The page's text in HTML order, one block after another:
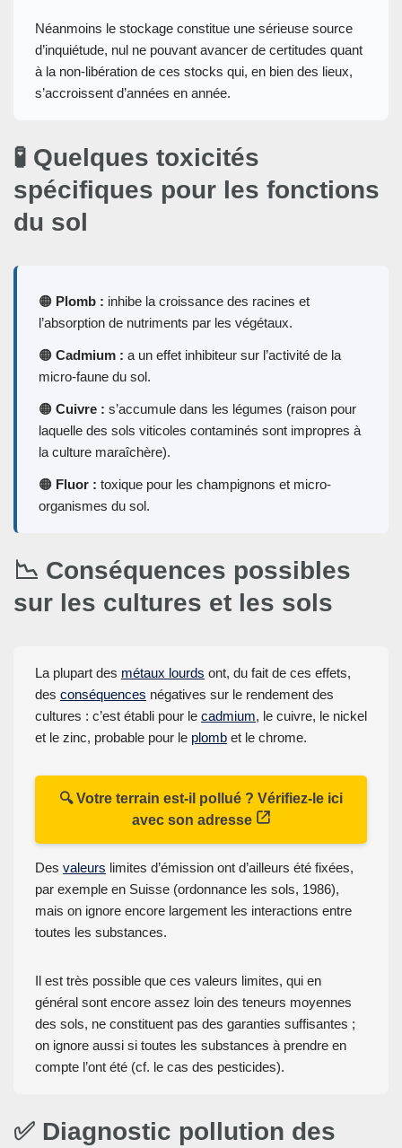
Néanmoins le stockage constitue une sérieuse source
d’inquiétude, nul ne pouvant avancer de certitudes quant
à la non-libération de ces stocks qui, en bien des lieux,
s’accroissent d’années en année.
🧪 Quelques toxicités
spécifiques pour les fonctions
du sol
🟠 Plomb : inhibe la croissance des racines et
l’absorption de nutriments par les végétaux.
🟠 Cadmium : a un effet inhibiteur sur l’activité de la
micro-faune du sol.
🟠 Cuivre : s’accumule dans les légumes (raison pour
laquelle des sols viticoles contaminés sont impropres à
la culture maraîchère).
🟠 Fluor : toxique pour les champignons et micro-
organismes du sol.
📉 Conséquences possibles
sur les cultures et les sols
La plupart des métaux lourds ont, du fait de ces effets,
des conséquences négatives sur le rendement des
cultures : c’est établi pour le cadmium, le cuivre, le nickel
et le zinc, probable pour le plomb et le chrome.
🔍 Votre terrain est-il pollué ? Vérifiez-le ici
avec son adresse
Des valeurs limites d’émission ont d’ailleurs été fixées,
par exemple en Suisse (ordonnance les sols, 1986),
mais on ignore encore largement les interactions entre
toutes les substances.
Il est très possible que ces valeurs limites, qui en
général sont encore assez loin des teneurs moyennes
des sols, ne constituent pas des garanties suffisantes ;
on ignore aussi si toutes les substances à prendre en
compte l’ont été (cf. le cas des pesticides).
✅ Diagnostic pollution des